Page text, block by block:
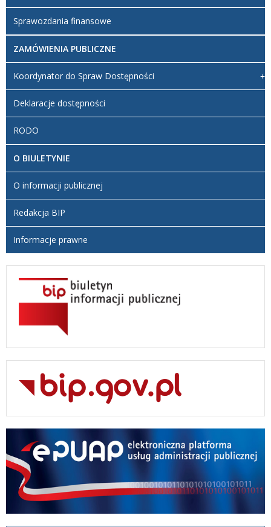
Sprawozdania finansowe
ZAMÓWIENIA PUBLICZNE
Koordynator do Spraw Dostępności
Deklaracje dostępności
RODO
O BIULETYNIE
O informacji publicznej
Redakcja BIP
Informacje prawne